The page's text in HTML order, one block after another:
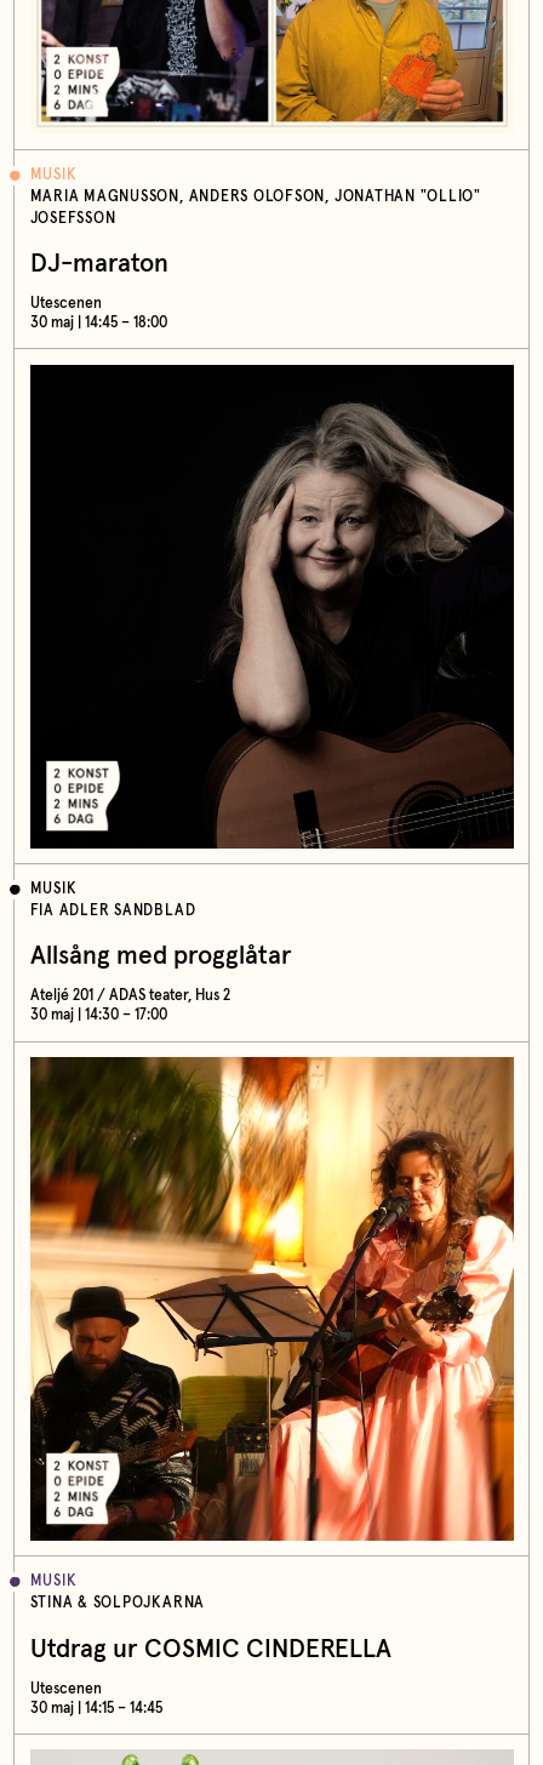
MUSIK
MARIA MAGNUSSON, ANDERS OLOFSON, JONATHAN "OLLIO"
JOSEFSSON
DJ-maraton
Utescenen
30 maj | 14:45 – 18:00
MUSIK
FIA ADLER SANDBLAD
Allsång med progglåtar
Ateljé 201 / ADAS teater, Hus 2
30 maj | 14:30 – 17:00
MUSIK
STINA & SOLPOJKARNA
Utdrag ur COSMIC CINDERELLA
Utescenen
30 maj | 14:15 – 14:45